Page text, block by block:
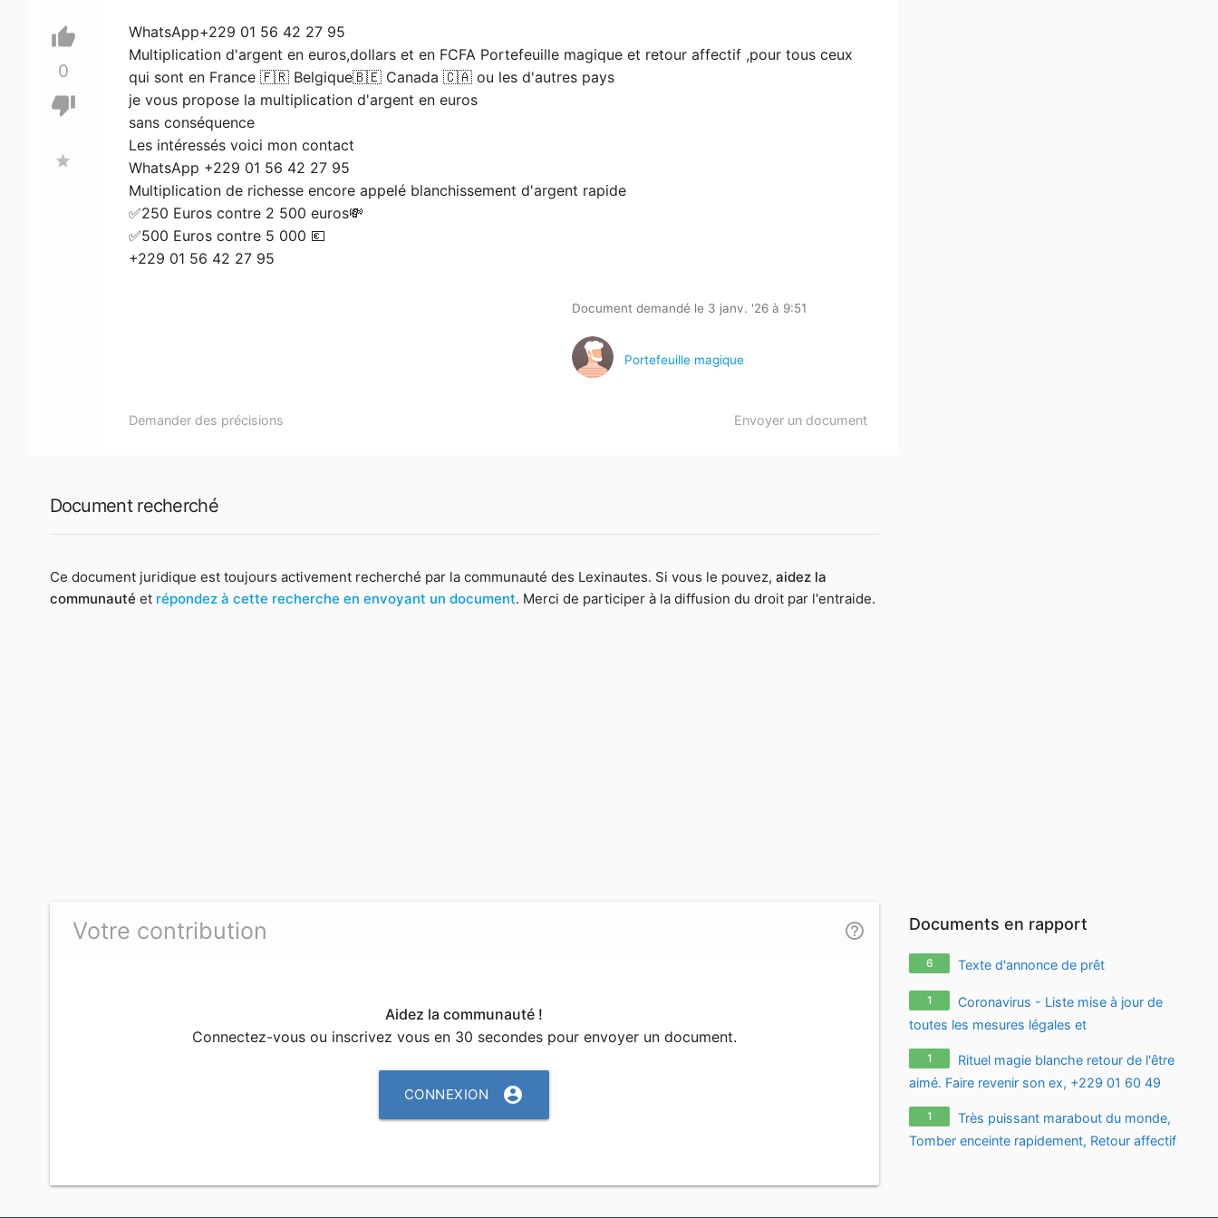
thumb_up
0
thumb_down
star
WhatsApp+229 01 56 42 27 95
Multiplication d'argent en euros,dollars et en FCFA Portefeuille magique et retour affectif ,pour tous ceux
qui sont en France 🇫🇷 Belgique🇧🇪 Canada 🇨🇦 ou les d'autres pays
je vous propose la multiplication d'argent en euros
sans conséquence
Les intéressés voici mon contact
WhatsApp +229 01 56 42 27 95
Multiplication de richesse encore appelé blanchissement d'argent rapide
✅250 Euros contre 2 500 euros💸
✅500 Euros contre 5 000 💶
+229 01 56 42 27 95
Document demandé le 3 janv. '26 à 9:51
Portefeuille magique
Demander des précisions Envoyer un document
Document recherché
Ce document juridique est toujours activement recherché par la communauté des Lexinautes. Si vous le pouvez, aidez la
communauté et répondez à cette recherche en envoyant un document. Merci de participer à la diffusion du droit par l'entraide.
Votre contribution help_outline
Aidez la communauté !
Connectez-vous ou inscrivez vous en 30 secondes pour envoyer un document.
CONNEXION account_circle
Documents en rapport
6 Texte d'annonce de prêt
1
Coronavirus - Liste mise à jour de
toutes les mesures légales et
réglementaires relatives à l'épidémie de
coronavirus / covid-19 / sars-cov-2
1
Rituel magie blanche retour de l'être
aimé. Faire revenir son ex, +229 01 60 49
20 00 Faire revenir son ex mari ou femme ,
comment faire revenir son ex avec photo
1
Très puissant marabout du monde,
Tomber enceinte rapidement, Retour affectif